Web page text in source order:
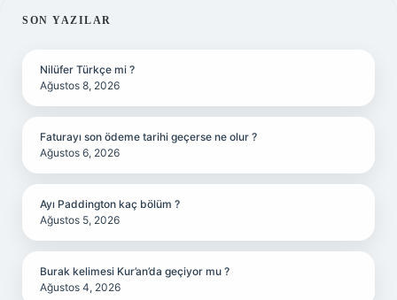
SIDEBAR
SON YAZILAR
Nilüfer Türkçe mi ?
Ağustos 8, 2026
Faturayı son ödeme tarihi geçerse ne olur ?
Ağustos 6, 2026
Ayı Paddington kaç bölüm ?
Ağustos 5, 2026
Burak kelimesi Kur’an’da geçiyor mu ?
Ağustos 4, 2026